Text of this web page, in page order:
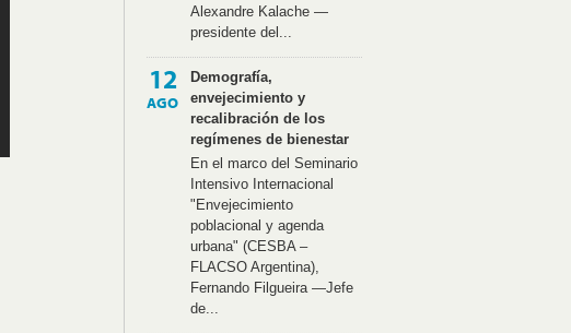
Alexandre Kalache —
presidente del...
12
AGO
Demografía,
envejecimiento y
recalibración de los
regímenes de bienestar
En el marco del Seminario
Intensivo Internacional
"Envejecimiento
poblacional y agenda
urbana" (CESBA –
FLACSO Argentina),
Fernando Filgueira —Jefe
de...